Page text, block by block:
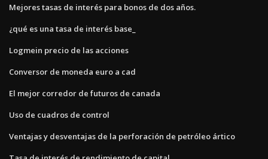
Mejores tasas de interés para bonos de dos años.
¿qué es una tasa de interés base_
Logmein precio de las acciones
Conversor de moneda euro a cad
El mejor corredor de futuros de canada
Uso de cuadros de control
Ventajas y desventajas de la perforación de petróleo ártico